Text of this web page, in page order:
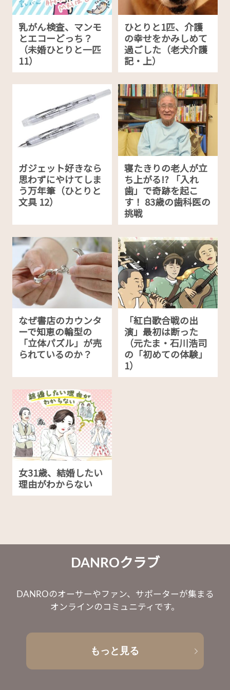
乳がん検査、マンモ
とエコーどっち？
（未婚ひとりと一匹
11）
ひとりと1匹、介護
の幸せをかみしめて
過ごした（老犬介護
記・上）
ガジェット好きなら
思わずにやけてしま
う万年筆（ひとりと
文具 12）
寝たきりの老人が立
ち上がる!? 「入れ
歯」で奇跡を起こ
す！ 83歳の歯科医の
挑戦
なぜ書店のカウンタ
ーで知恵の輪型の
「立体パズル」が売
られているのか？
「紅白歌合戦の出
演」最初は断った
（元たま・石川浩司
の「初めての体験」
1）
女31歳、結婚したい
理由がわからない
DANROクラブ
DANROのオーサーやファン、サポーターが集まる
オンラインのコミュニティです。
もっと見る